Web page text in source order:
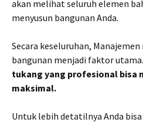
akan melihat seluruh elemen
menyusun bangunan Anda.
Secara keseluruhan,
bangunan menjadi faktor utama.
tukang yang profesional bisa
maksimal.
Untuk lebih detatilnya Anda